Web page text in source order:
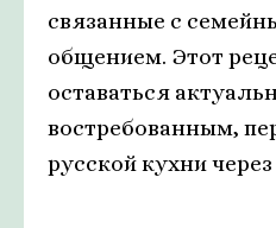
связанные с
общением. Этот
оставаться
востребованным,
русской кухни